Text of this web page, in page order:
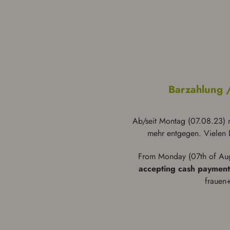
Barzahlung
Ab/seit Montag (07.08.23)
mehr entgegen. Vielen
From Monday (07th of
accept­ing cash